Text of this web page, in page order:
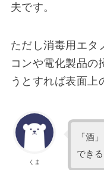
夫です。
ただし消毒用エタ
コンや電化製品の
うとすれば表面上
くま
「酒
でき